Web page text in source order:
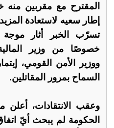
المقترح مع مقربين منه
إطار سعيه لاستعادة
تسرّب الخبر أثار
خصوصًا من وزير
ووزير الأمن القومي،
السماح بمرور المقاتلين.
وعقب الانتقادات،
الحكومة لم يبحث أيّ